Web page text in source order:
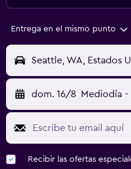
Entrega en el mismo punto
Seattle, WA, Estados
dom. 16/8 Mediodía -
Recibir las ofertas